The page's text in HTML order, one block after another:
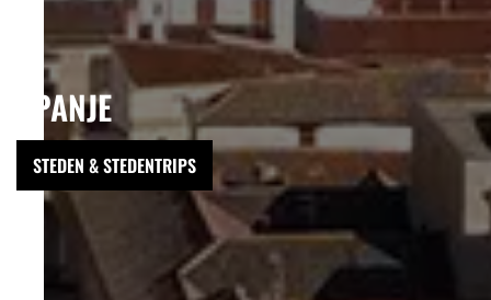
SPANJE
STEDEN & STEDENTRIPS